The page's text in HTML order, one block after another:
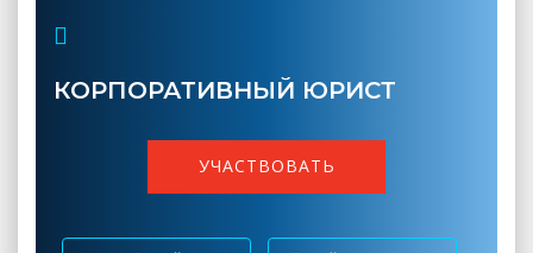
КОРПОРАТИВНЫЙ ЮРИСТ
УЧАСТВОВАТЬ